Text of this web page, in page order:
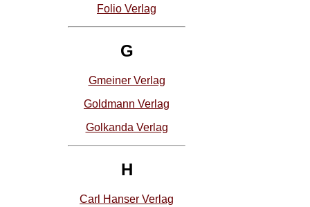
Folio Verlag
G
Gmeiner Verlag
Goldmann Verlag
Golkanda Verlag
H
Carl Hanser Verlag